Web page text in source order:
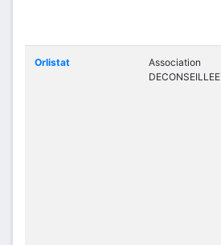
Orlistat
Association
DECONSEILLEE